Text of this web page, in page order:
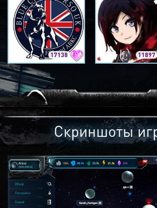
17138 11897
Скриншоты